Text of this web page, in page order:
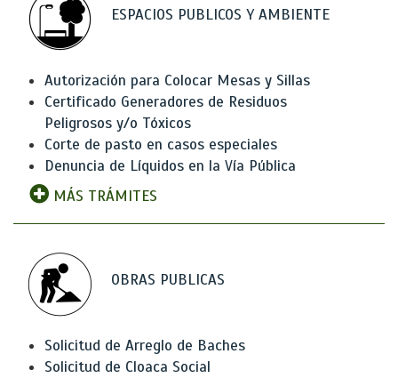
ESPACIOS PUBLICOS Y AMBIENTE
Autorización para Colocar Mesas y Sillas
Certificado Generadores de Residuos
Peligrosos y/o Tóxicos
Corte de pasto en casos especiales
Denuncia de Líquidos en la Vía Pública
MÁS TRÁMITES
OBRAS PUBLICAS
Solicitud de Arreglo de Baches
Solicitud de Cloaca Social